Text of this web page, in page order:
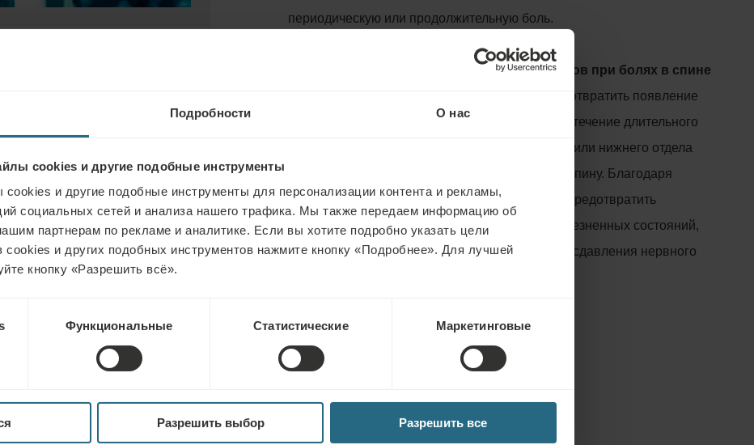
Подробности О нас
cookies и другие подобные инструменты
и другие подобные инструменты для персонализации контента и рекламы,
социальных сетей и анализа нашего трафика. Мы также передаем информацию об
партнерам по рекламе и аналитике. Если вы хотите подробно указать цели
cookies и других подобных инструментов нажмите кнопку «Подробнее». Для лучшей
кнопку «Разрешить всё».
Функциональные Статистические Маркетинговые
Разрешить выбор Разрешить все
периодическую или продолжительную боль.
Положительное влияние обучения пациентов при болях в спине
Вы узнаете, как следует двигаться, чтобы предотвратить появление
болей в спине, как следует сидеть или стоять в течение длительного
времени, чтобы избежать перегрузки верхнего или нижнего отдела
спины, как переносить тяжести, не травмируя спину. Благодаря
данным упражнениям и приемам вы сможете предотвратить
появление или рецидив некоторых весьма болезненных состояний,
например, грыжи межпозвоночных дисков или сдавления нервного
Медицинские показания: требуется